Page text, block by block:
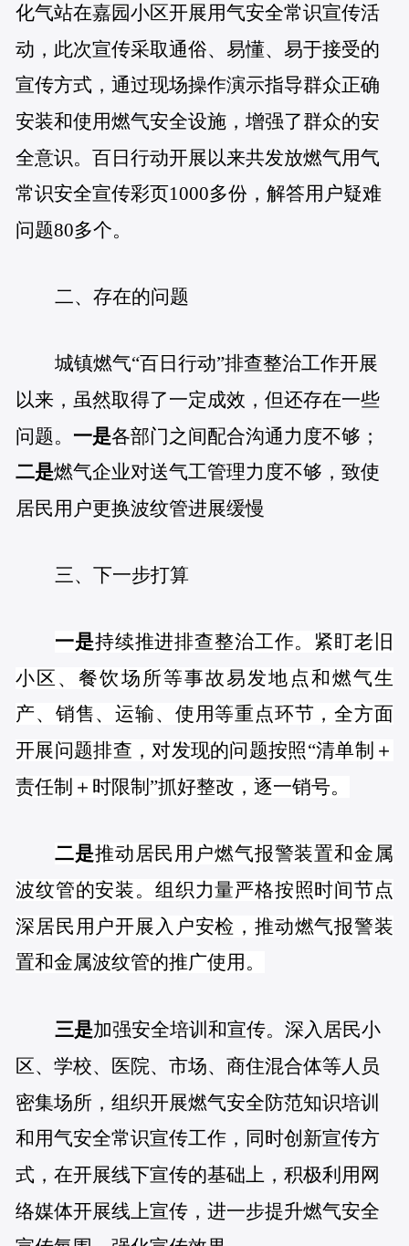
化气站在嘉园小区开展用气安全常识宣传活
动，此次宣传采取通俗、易懂、易于接受的
宣传方式，通过现场操作演示指导群众正确
安装和使用燃气安全设施，增强了群众的安
全意识。百日行动开展以来共发放燃气用气
常识安全宣传彩页1000多份，解答用户疑难
问题80多个。
二、存在的问题
城镇燃气“百日行动”排查整治工作开展
以来，虽然取得了一定成效，但还存在一些
问题。 一是各部门之间配合沟通力度不够；
二是燃气企业对送气工管理力度不够，致使
居民用户更换波纹管进展缓慢
三、下一步打算
一是持续推进排查整治工作。紧盯老旧
小区、餐饮场所等事故易发地点和燃气生
产、销售、运输、使用等重点环节，全方面
开展问题排查，对发现的问题按照“清单制＋
责任制＋时限制”抓好整改，逐一销号。
二是推动居民用户燃气报警装置和金属
波纹管的安装。组织力量严格按照时间节点
深居民用户开展入户安检，推动燃气报警装
置和金属波纹管的推广使用。
三是加强安全培训和宣传。深入居民小
区、学校、医院、市场、商住混合体等人员
密集场所，组织开展燃气安全防范知识培训
和用气安全常识宣传工作，同时创新宣传方
式，在开展线下宣传的基础上，积极利用网
络媒体开展线上宣传，进一步提升燃气安全